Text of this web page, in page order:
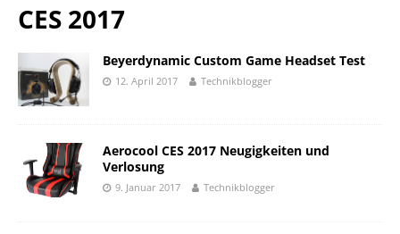
CES 2017
Beyerdynamic Custom Game Headset Test
12. April 2017 Technikblogger
Aerocool CES 2017 Neugigkeiten und
Verlosung
9. Januar 2017 Technikblogger